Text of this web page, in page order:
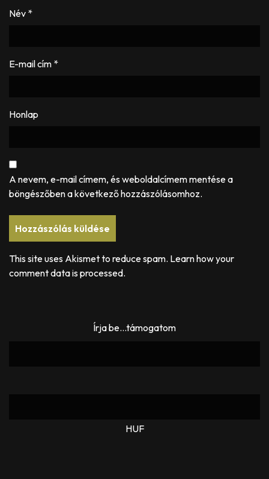
Név *
E-mail cím *
Honlap
A nevem, e-mail címem, és weboldalcímem mentése a
böngészőben a következő hozzászólásomhoz.
This site uses Akismet to reduce spam. Learn how your
comment data is processed.
Írja be...támogatom
HUF